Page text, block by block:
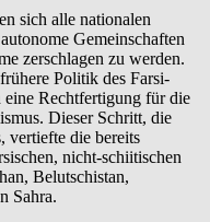
sich alle nationalen
Gemeinschaften
zerschlagen zu werden.
Politik des Farsi-
eine Rechtfertigung für die
Dieser Schritt, die
vertiefte die bereits
nicht-schiitischen
Belutschistan,
Sahra.